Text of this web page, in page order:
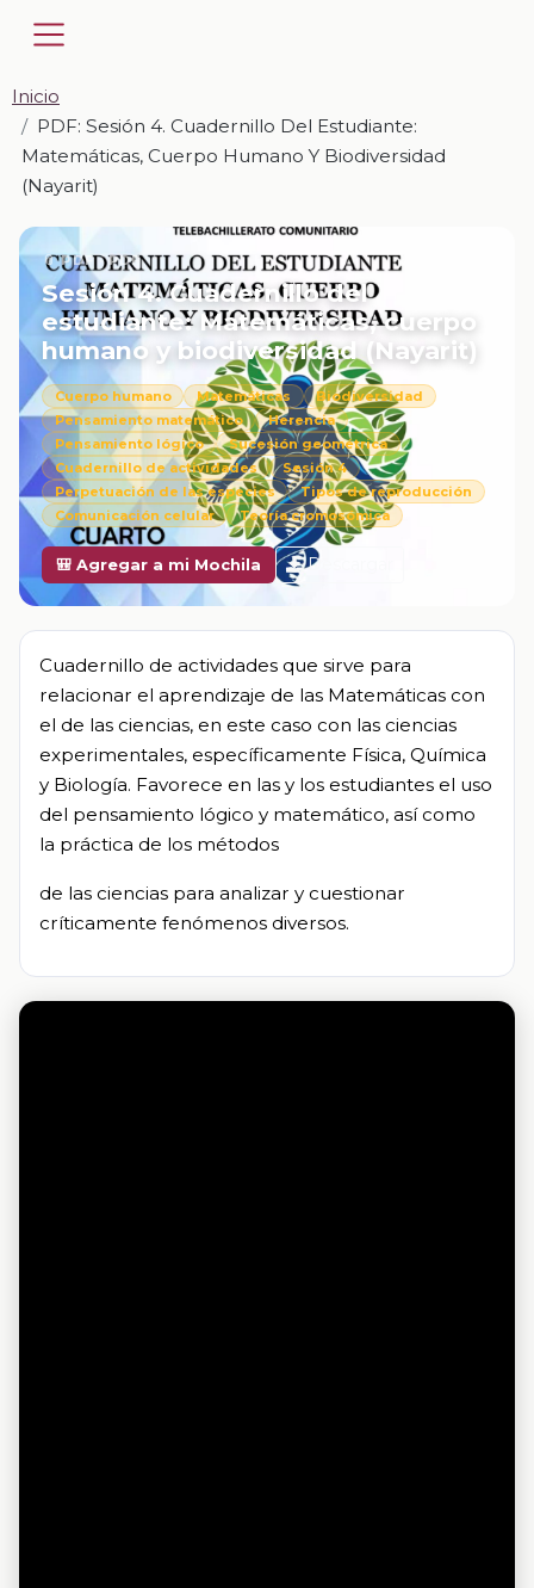
Inicio
PDF: Sesión 4. Cuadernillo Del Estudiante:
Matemáticas, Cuerpo Humano Y Biodiversidad
(Nayarit)
📎 PDF · PDF
Sesión 4. Cuadernillo del
estudiante: Matemáticas, cuerpo
humano y biodiversidad (Nayarit)
Cuerpo humano Matemáticas
Biodiversidad
Pensamiento matemático
Herencia
Pensamiento lógico
Sucesión geométrica
Cuadernillo de actividades
Sesión 4
Perpetuación de las especies
Tipos de reproducción
Comunicación celular
Teoría cromosómica
🎒 Agregar a mi Mochila Descargar
Cuadernillo de actividades que sirve para
relacionar el aprendizaje de las Matemáticas con
el de las ciencias, en este caso con las ciencias
experimentales, específicamente Física, Química
y Biología. Favorece en las y los estudiantes el uso
del pensamiento lógico y matemático, así como
la práctica de los métodos
de las ciencias para analizar y cuestionar
críticamente fenómenos diversos.